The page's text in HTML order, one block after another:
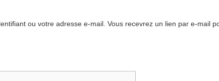
ou votre adresse e-mail. Vous recevrez un lien par e-mail